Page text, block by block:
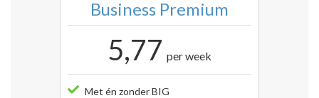
Business Premium
5,77 per week
Met én zonder BIG